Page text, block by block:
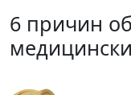
6 причин